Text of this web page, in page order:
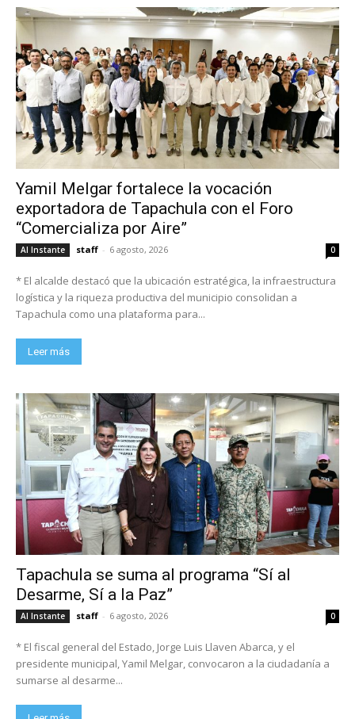
Yamil Melgar fortalece la vocación
exportadora de Tapachula con el Foro
“Comercializa por Aire”
Al Instante staff - 6 agosto, 2026 0
* El alcalde destacó que la ubicación estratégica, la infraestructura
logística y la riqueza productiva del municipio consolidan a
Tapachula como una plataforma para...
Leer más
Tapachula se suma al programa “Sí al
Desarme, Sí a la Paz”
Al Instante staff - 6 agosto, 2026 0
* El fiscal general del Estado, Jorge Luis Llaven Abarca, y el
presidente municipal, Yamil Melgar, convocaron a la ciudadanía a
sumarse al desarme...